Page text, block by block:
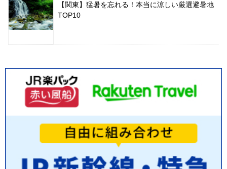
【関東】猛暑を忘れる！本当に涼しい厳選避暑地
TOP10